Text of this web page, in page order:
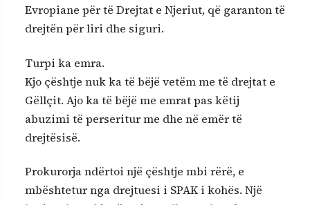
Evropiane për të Drejtat e Njeriut, që garanton të
drejtën për liri dhe siguri.
Turpi ka emra.
Kjo çështje nuk ka të bëjë vetëm me të drejtat e
Gëllçit. Ajo ka të bëjë me emrat pas këtij
abuzimi të perseritur me dhe në emër të
drejtësisë.
Prokurorja ndërtoi një çështje mbi rërë, e
mbështetur nga drejtuesi i SPAK i kohës. Një